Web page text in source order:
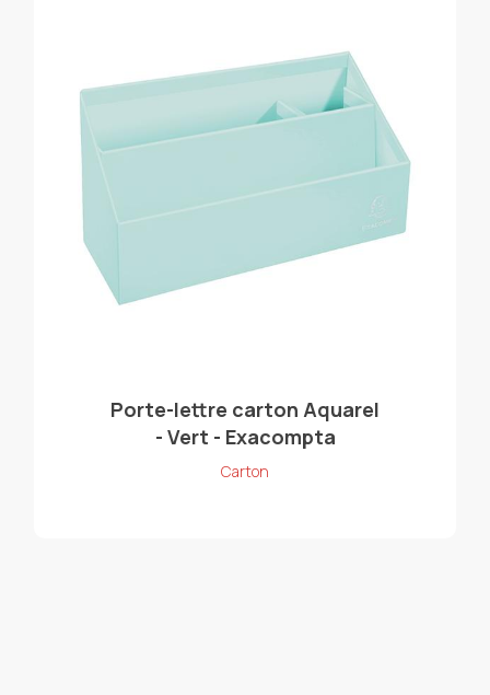
Porte-lettre carton Aquarel
- Vert - Exacompta
Carton